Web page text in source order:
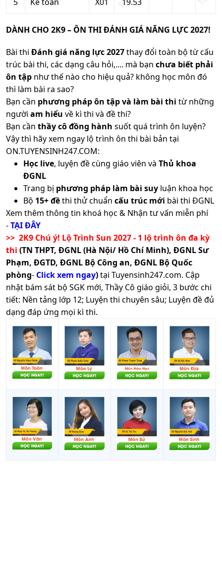
DÀNH CHO 2K9 – ÔN THI ĐÁNH GIÁ NĂNG LỰC 2027!
Bài thi Đánh giá năng lực 2027thay đổi toàn bộ từ cấu
trúc bài thi, các dạng câu hỏi,.... mà bạn chưa biết phải
ôn tập như thế nào cho hiệu quả? không học môn đó
thì làm bài ra sao?
Bạn cần phương pháp ôn tập và làm bài thi từ những
người am hiểu về kì thi và đề thi?
Bạn cần thầy cô đồng hành suốt quá trình ôn luyện?
Vậy thì hãy xem ngay lộ trình ôn thi bài bản tại
ON.TUYENSINH247.COM:
Học live, luyện đề cùng giáo viên và Thủ khoa
ĐGNL
Trang bị phương pháp làm bài suy luận khoa học
Bộ 15+ đềthi thử chuẩn cấu trúc mới bài thi ĐGNL
Xem thêm thông tin khoá học & Nhận tư vấn miễn phí
-TẠI ĐÂY
>> 2K9 Chú ý! Lộ Trình Sun 2027 - 1 lộ trình ôn đa kỳ
thi (TN THPT, ĐGNL (Hà Nội/ Hồ Chí Minh), ĐGNL Sư
Phạm, ĐGTD, ĐGNL Bộ Công an, ĐGNL Bộ Quốc
phòng- Click xem ngay)tại Tuyensinh247.com. Cập
nhật bám sát bộ SGK mới, Thầy Cô giáo giỏi, 3 bước chi
tiết: Nền tảng lớp 12; Luyện thi chuyên sâu; Luyện đề đủ
dạng đáp ứng mọi kì thi.